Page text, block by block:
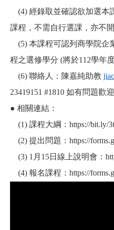
(4) 經錄取並確認欲加選本
課程，不需自行選課，亦不開
(5) 本課程可認列商學院企
程之選修學分 (將於112學年
(6) 聯絡人：陳嘉純助教
23419151 #1810 如有問題歡
● 相關連結：
(1) 課程大綱： https://bit.ly/
(2) 提出問題： https://
(3) 1月15日線上說明會：
(4) 報名課程： https://